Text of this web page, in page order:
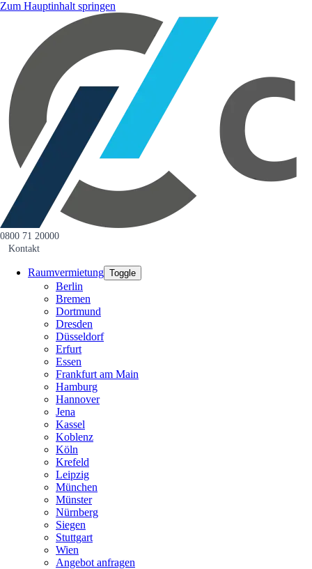
Zum Hauptinhalt springen
0800 71 20000
Kontakt
Raumvermietung Toggle
Berlin
Bremen
Dortmund
Dresden
Düsseldorf
Erfurt
Essen
Frankfurt am Main
Hamburg
Hannover
Jena
Kassel
Koblenz
Köln
Krefeld
Leipzig
München
Münster
Nürnberg
Siegen
Stuttgart
Wien
Angebot anfragen